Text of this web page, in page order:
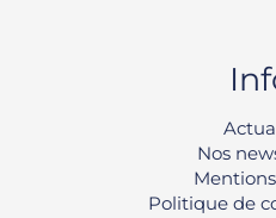
Nos
Politique de